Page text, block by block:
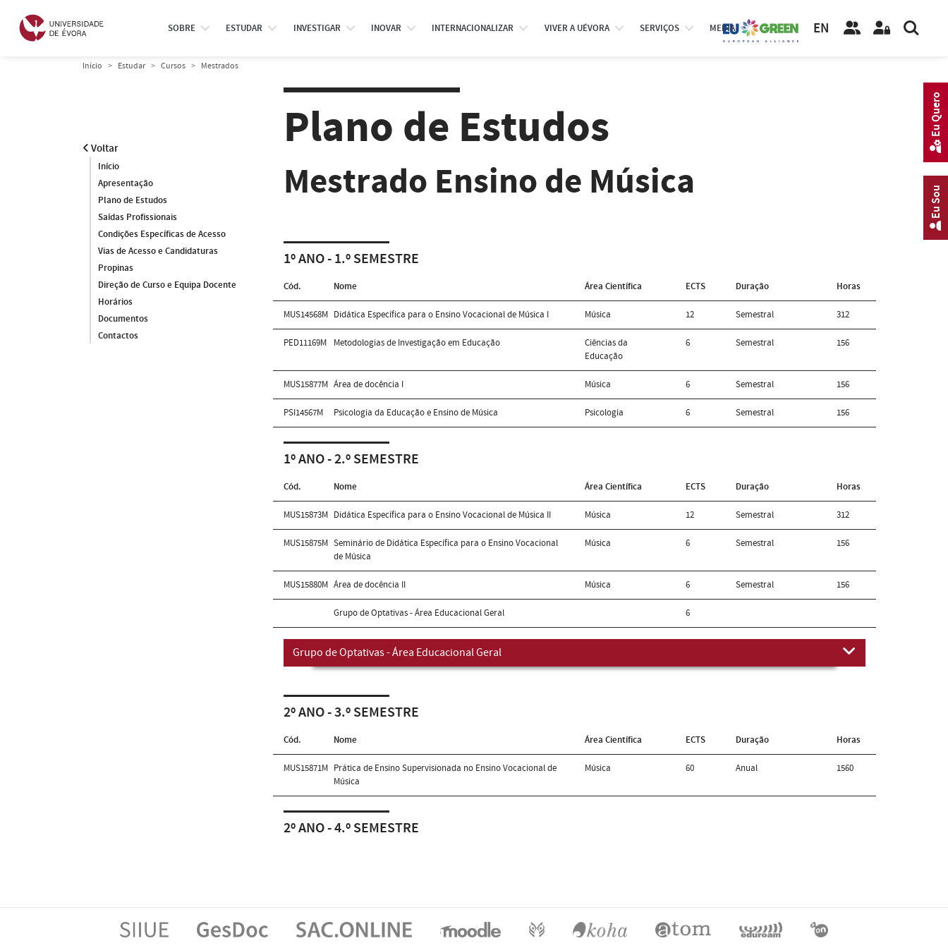
SOBRE ESTUDAR INVESTIGAR INOVAR INTERNACIONALIZAR VIVER A UÉVORA SERVIÇOS MEDIA EN
Início Estudar Cursos Mestrados
Voltar
Início
Apresentação
Plano de Estudos
Saídas Profissionais
Condições Específicas de Acesso
Vias de Acesso e Candidaturas
Propinas
Direção de Curso e Equipa Docente
Horários
Documentos
Contactos
Plano de Estudos
Mestrado Ensino de Música
1º ANO - 1.º SEMESTRE
Cód. Nome Área Científica ECTS Duração Horas
MUS14568M Didática Específica para o Ensino Vocacional de Música I Música 12 Semestral 312
PED11169M Metodologias de Investigação em Educação
Ciências da
Educação
6 Semestral 156
MUS15877M Área de docência I Música 6 Semestral 156
PSI14567M Psicologia da Educação e Ensino de Música Psicologia 6 Semestral 156
1º ANO - 2.º SEMESTRE
Cód. Nome Área Científica ECTS Duração Horas
MUS15873M Didática Específica para o Ensino Vocacional de Música II Música 12 Semestral 312
MUS15875M Seminário de Didática Específica para o Ensino Vocacional
de Música
Música 6 Semestral 156
MUS15880M Área de docência II Música 6 Semestral 156
Grupo de Optativas - Área Educacional Geral 6
Grupo de Optativas - Área Educacional Geral
2º ANO - 3.º SEMESTRE
Cód. Nome Área Científica ECTS Duração Horas
MUS15871M Prática de Ensino Supervisionada no Ensino Vocacional de
Música
Música 60 Anual 1560
2º ANO - 4.º SEMESTRE
Eu Sou
Eu Quero